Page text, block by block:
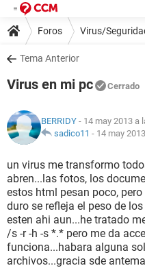
Foros Virus/
Tema Anterior
Virus en mi pc Cerrado
BERRIDY - 14 may 2013 a
sadico11 - 14 may
un virus me transformo
abren...las fotos, los
estos html pesan poco,
duro se refleja el peso de
esten ahi aun...he tratado
/s -r -h -s *.* pero me da
funciona...habara alguna
archivos...gracia sde